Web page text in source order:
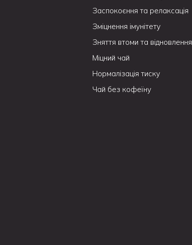
Заспокоєння та релаксація
Зміцнення імунітету
Зняття втоми та відновлення
Міцний чай
Нормалізація тиску
Чай без кофеїну